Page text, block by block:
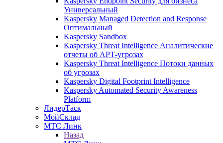
Универсальный
Kaspersky Managed Detection and Response
Оптимальный
Kaspersky Sandbox
Kaspersky Threat Intelligence Аналитические
отчеты об АРТ-угрозах
Kaspersky Threat Intelligence Потоки данных
об угрозах
Kaspersky Digital Footprint Intelligence
Kaspersky Automated Security Awareness
Platform
ЛидерТаск
МойСклад
МТС Линк
Назад